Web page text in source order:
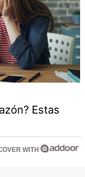
Estas
WITH